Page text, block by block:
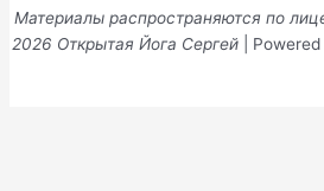
Материалы распространяются по
2026 Открытая Йога Сергей| Powered